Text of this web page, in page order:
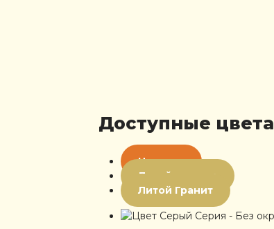
Доступные цвета
Цветная
Литой мрамор
Литой Гранит